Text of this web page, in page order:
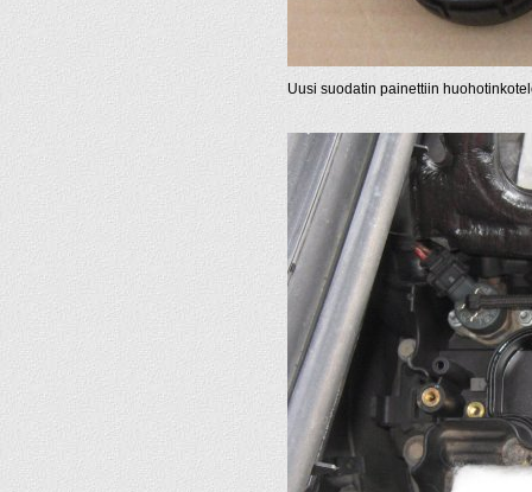
Uusi suodatin painettiin